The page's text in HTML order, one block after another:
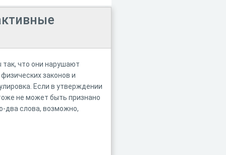
что они нарушают
законов и
Если в утверждении
не может быть признано
два слова, возможно,